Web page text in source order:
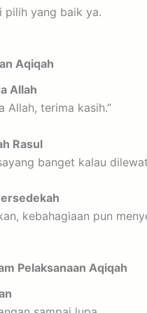
pilih yang baik ya.
Aqiqah
Allah
Allah, terima kasih.”
Rasul
banget kalau
kebahagiaan pun
Pelaksanaan Aqiqah